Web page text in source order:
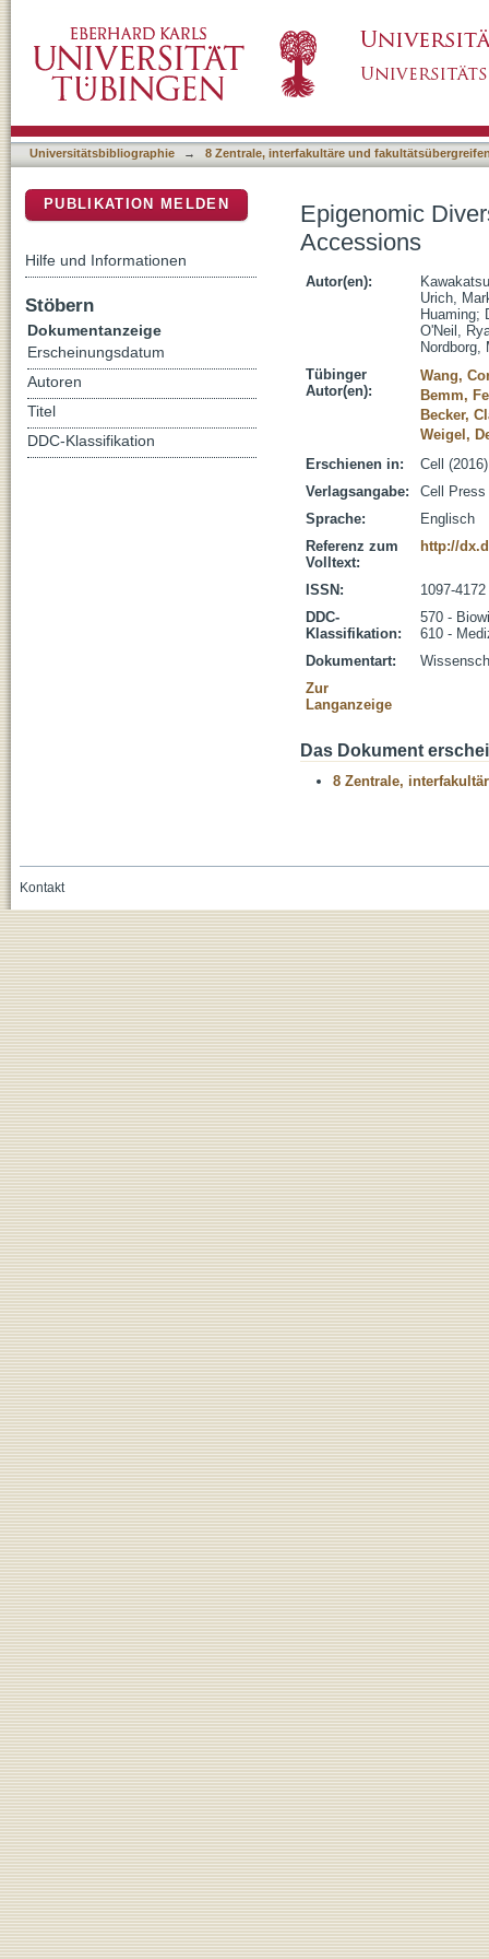
Universitätsbibliographie → 8 Zentrale, interfakultäre und
Epigenomic
Accessions
Autor(en):
Urich,
Huaming;
O'Neil,
Nordborg,
Tübinger
Autor(en):
Wang,
Bemm,
Becker,
Weigel,
Erschienen in:
Cell
Verlagsangabe:
Cell Press
Sprache:
Englisch
Referenz zum
Volltext:
http://
ISSN:
1097-4172
DDC-
Klassifikation:
570 -
610 -
Dokumentart:
Zur
Langanzeige
Das Dokument
8 Zentrale,
PUBLIKATION MELDEN
Hilfe und Informationen
Stöbern
Dokumentanzeige
Erscheinungsdatum
Autoren
Titel
DDC-Klassifikation
Kontakt